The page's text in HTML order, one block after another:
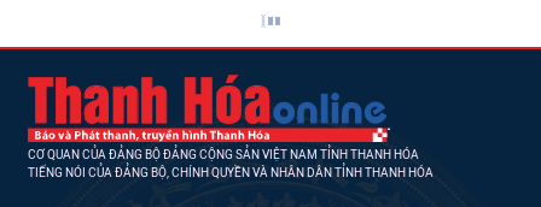
CƠ QUAN CỦA ĐẢNG BỘ ĐẢNG CỘNG SẢN VIỆT NAM TỈNH THANH HÓA
TIẾNG NÓI CỦA ĐẢNG BỘ, CHÍNH QUYỀN VÀ NHÂN DÂN TỈNH THANH HÓA